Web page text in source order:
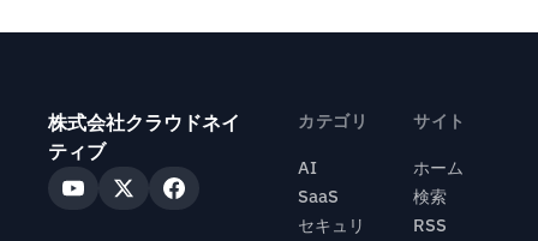
株式会社クラウドネイ
ティブ
カテゴリ
AI
SaaS
セキュリ
サイト
ホーム
検索
RSS